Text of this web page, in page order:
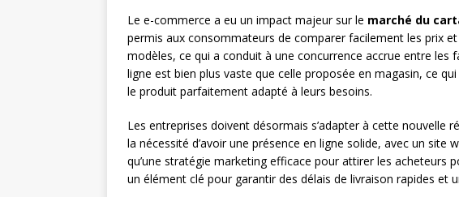
Le e-commerce a eu un impact majeur sur le marché du
permis aux consommateurs de comparer facilement les prix
modèles, ce qui a conduit à une concurrence accrue entre les
ligne est bien plus vaste que celle proposée en magasin, ce
le produit parfaitement adapté à leurs besoins.
Les entreprises doivent désormais s’adapter à cette nouvelle
la nécessité d’avoir une présence en ligne solide, avec un site
qu’une stratégie marketing efficace pour attirer les acheteurs
un élément clé pour garantir des délais de livraison rapides et